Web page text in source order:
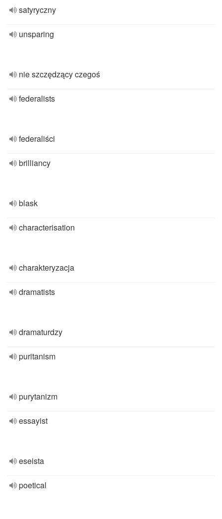
satyryczny
unsparing
nie szczędzący czegoś
federalists
federaliści
brilliancy
blask
characterisation
charakteryzacja
dramatists
dramaturdzy
puritanism
purytanizm
essayist
eseista
poetical